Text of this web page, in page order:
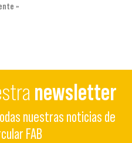
»
newsletter
nuestras noticias de
FAB